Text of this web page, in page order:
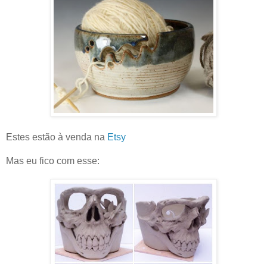
Estes estão à venda na Etsy
Mas eu fico com esse: